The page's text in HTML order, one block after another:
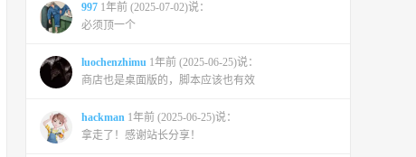
997 1年前 (2025-07-02)说：
必须顶一个
luochenzhimu 1年前 (2025-06-25)说：
商店也是桌面版的，脚本应该也有效
hackman 1年前 (2025-06-25)说：
拿走了！感谢站长分享！